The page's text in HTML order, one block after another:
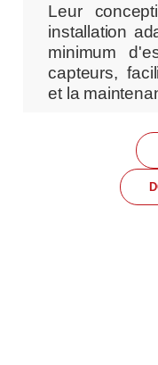
Leur
installation
minimum
capteurs,
et la